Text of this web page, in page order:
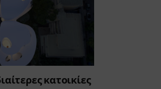
κατοικίες